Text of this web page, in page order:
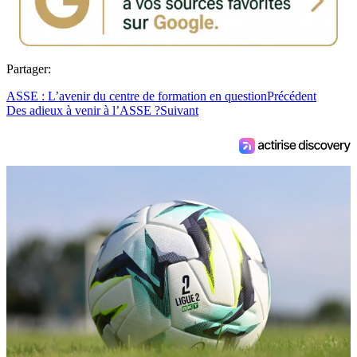
Partager:
ASSE : L’avenir du centre de formation en questionPrécédent
Des adieux à venir à l’ASSE ?Suivant